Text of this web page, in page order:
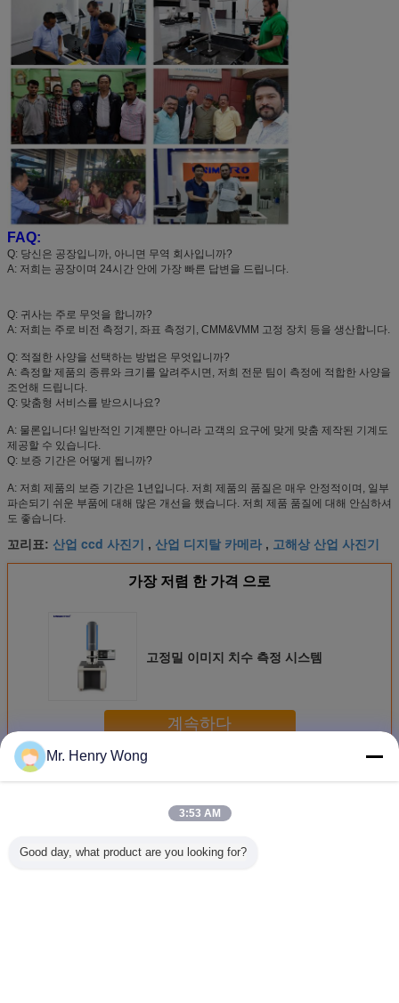
FAQ:
Q: 당신은 공장입니까, 아니면 무역 회사입니까?
A: 저희는 공장이며 24시간 안에 가장 빠른 답변을 드립니다.
Q: 귀사는 주로 무엇을 합니까?
A: 저희는 주로 비전 측정기, 좌표 측정기, CMM&VMM 고정 장치 등을 생산합니다.
Q: 적절한 사양을 선택하는 방법은 무엇입니까?
A: 측정할 제품의 종류와 크기를 알려주시면, 저희 전문 팀이 측정에 적합한 사양을
조언해 드립니다.
Q: 맞춤형 서비스를 받으시나요?
A: 물론입니다! 일반적인 기계뿐만 아니라 고객의 요구에 맞게 맞춤 제작된 기계도
제공할 수 있습니다.
Q: 보증 기간은 어떻게 됩니까?
A: 저희 제품의 보증 기간은 1년입니다. 저희 제품의 품질은 매우 안정적이며, 일부
파손되기 쉬운 부품에 대해 많은 개선을 했습니다. 저희 제품 품질에 대해 안심하셔
도 좋습니다.
꼬리표: 산업 ccd 사진기 , 산업 디지탈 카메라 , 고해상 산업 사진기
가장 저렴 한 가격 으로
고정밀 이미지 치수 측정 시스템
계속하다
더 많은 것
Mr. Henry Wong
3:53 AM
Good day, what product are you looking for?